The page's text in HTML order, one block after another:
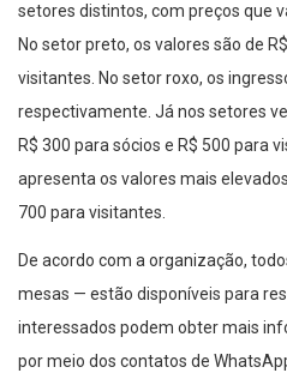
setores distintos, com preços que
No setor preto, os valores são de
visitantes. No setor roxo, os
respectivamente. Já nos setores
R$ 300 para sócios e R$ 500 para
apresenta os valores mais
700 para visitantes.
De acordo com a organização,
mesas — estão disponíveis para
interessados podem obter mais
por meio dos contatos de